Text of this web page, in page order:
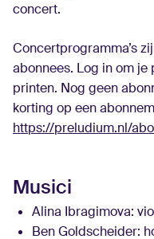
concert.
Concertprogramma’s
abonnees. Log in om
printen. Nog geen
korting op een
https://preludium.nl/abo
Musici
Alina Ibragimova:
Ben Goldscheider: